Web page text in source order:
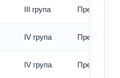
III група Превод -
IV група Превод -
IV група Превод -